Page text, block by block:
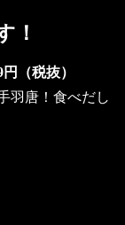
！
（税抜）
羽唐！食べだし